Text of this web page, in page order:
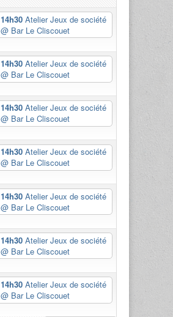
14h30 Atelier Jeux de société
@ Bar Le Cliscouet
14h30 Atelier Jeux de société
@ Bar Le Cliscouet
14h30 Atelier Jeux de société
@ Bar Le Cliscouet
14h30 Atelier Jeux de société
@ Bar Le Cliscouet
14h30 Atelier Jeux de société
@ Bar Le Cliscouet
14h30 Atelier Jeux de société
@ Bar Le Cliscouet
14h30 Atelier Jeux de société
@ Bar Le Cliscouet